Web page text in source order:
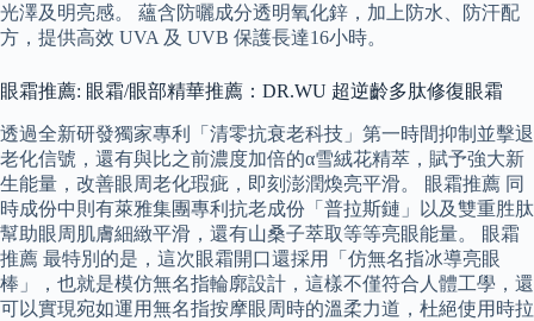
光澤及明亮感。 蘊含防曬成分透明氧化鋅，加上防水、防汗配
方，提供高效 UVA 及 UVB 保護長達16小時。
眼霜推薦: 眼霜/眼部精華推薦：DR.WU 超逆齡多肽修復眼霜
透過全新研發獨家專利「清零抗衰老科技」第一時間抑制並擊退
老化信號，還有與比之前濃度加倍的α雪絨花精萃，賦予強大新
生能量，改善眼周老化瑕疵，即刻澎潤煥亮平滑。 眼霜推薦 同
時成份中則有萊雅集團專利抗老成份「普拉斯鏈」以及雙重胜肽
幫助眼周肌膚細緻平滑，還有山桑子萃取等等亮眼能量。 眼霜
推薦 最特別的是，這次眼霜開口還採用「仿無名指冰導亮眼
棒」，也就是模仿無名指輪廓設計，這樣不僅符合人體工學，還
可以實現宛如運用無名指按摩眼周時的溫柔力道，杜絕使用時拉